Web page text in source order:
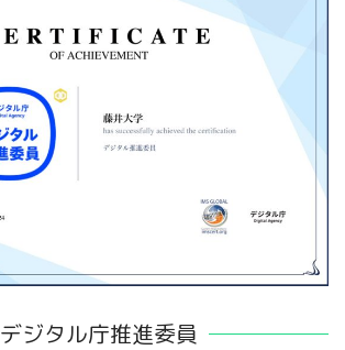
デジタル庁推進委員